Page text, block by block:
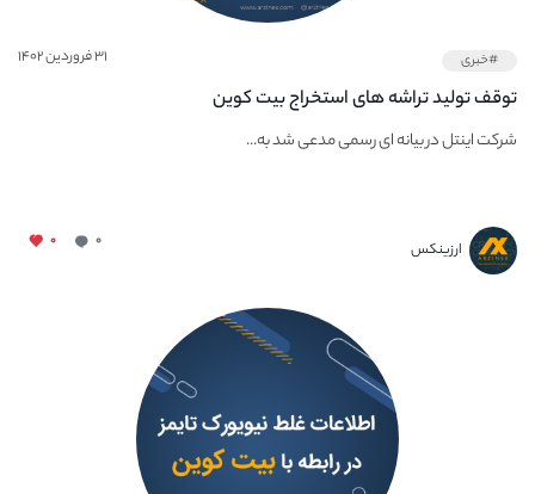
#خبری ۳۱ فروردین ۱۴۰۲
توقف تولید تراشه‌ های استخراج بیت‌ کوین
شرکت اینتل در بیانه ای رسمی مدعی شد به...
ارزینکس ۰ ۰